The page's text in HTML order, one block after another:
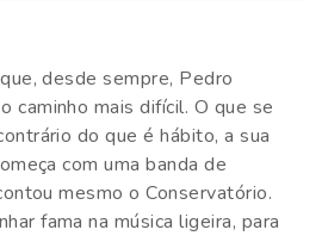
desde sempre, Pedro
caminho mais difícil. O que se
do que é hábito, a sua
com uma banda de
mesmo o Conservatório.
fama na música ligeira, para